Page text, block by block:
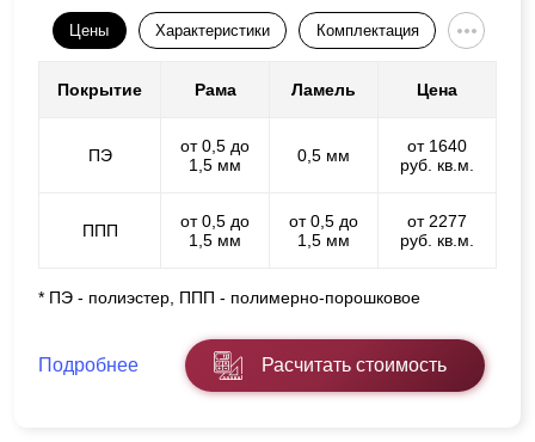
Цены Характеристики Комплектация
Покрытие Рама Ламель Цена
ПЭ
от 0,5 до
1,5 мм
0,5 мм
от 1640
руб. кв.м.
ППП
от 0,5 до
1,5 мм
от 0,5 до
1,5 мм
от 2277
руб. кв.м.
* ПЭ - полиэстер, ППП - полимерно-порошковое
Подробнее Расчитать стоимость